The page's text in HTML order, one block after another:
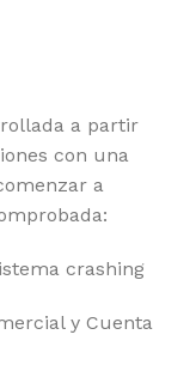
a partir
con una
a
crashing
y Cuenta